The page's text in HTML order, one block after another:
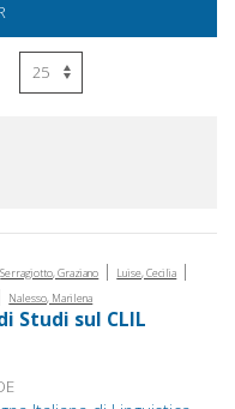
Serragiotto, Graziano | Luise, Cecilia |
Nalesso, Marilena
Studi sul CLIL